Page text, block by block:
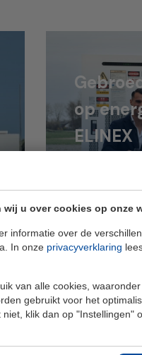
wij u over cookies op onze
informatie over de
In onze privacyverklaring
van alle cookies, waaronder
gebruikt voor het
klik dan op "Instellingen"
op
ELINEX